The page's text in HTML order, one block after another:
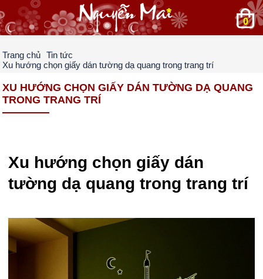
0
Trang chủ
Tin tức
Xu hướng chọn giấy dán tường dạ quang trong trang trí
XU HƯỚNG CHỌN GIẤY DÁN TƯỜNG DẠ QUANG
TRONG TRANG TRÍ
Xu hướng chọn giấy dán
tường dạ quang trong trang trí